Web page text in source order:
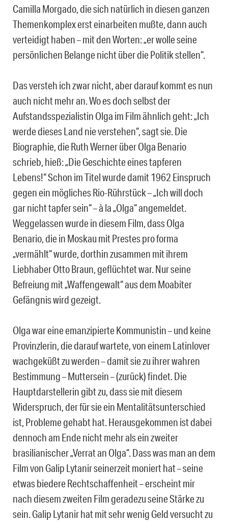
Camilla Morgado, die sich natürlich in diesen ganzen
Themenkomplex erst einarbeiten mußte, dann auch
verteidigt haben – mit den Worten: „er wolle seine
persönlichen Belange nicht über die Politik stellen“.
Das versteh ich zwar nicht, aber darauf kommt es nun
auch nicht mehr an. Wo es doch selbst der
Aufstandsspezialistin Olga im Film ähnlich geht: „Ich
werde dieses Land nie verstehen“, sagt sie. Die
Biographie, die Ruth Werner über Olga Benario
schrieb, hieß: „Die Geschichte eines tapferen
Lebens!“ Schon im Titel wurde damit 1962 Einspruch
gegen ein mögliches Rio-Rührstück – „Ich will doch
gar nicht tapfer sein“ – à la „Olga“ angemeldet.
Weggelassen wurde in diesem Film, dass Olga
Benario, die in Moskau mit Prestes pro forma
„vermählt“ wurde, dorthin zusammen mit ihrem
Liebhaber Otto Braun, geflüchtet war. Nur seine
Befreiung mit „Waffengewalt“ aus dem Moabiter
Gefängnis wird gezeigt.
Olga war eine emanzipierte Kommunistin – und keine
Provinzlerin, die darauf wartete, von einem Latinlover
wachgeküßt zu werden – damit sie zu ihrer wahren
Bestimmung – Muttersein – (zurück) findet. Die
Hauptdarstellerin gibt zu, dass sie mit diesem
Widerspruch, der für sie ein Mentalitätsunterschied
ist, Probleme gehabt hat. Herausgekommen ist dabei
dennoch am Ende nicht mehr als ein zweiter
brasilianischer „Verrat an Olga“. Dass was man an dem
Film von Galip Lytanir seinerzeit moniert hat – seine
etwas biedere Rechtschaffenheit – erscheint mir
nach diesem zweiten Film geradezu seine Stärke zu
sein. Galip Lytanir hat mit sehr wenig Geld versucht zu